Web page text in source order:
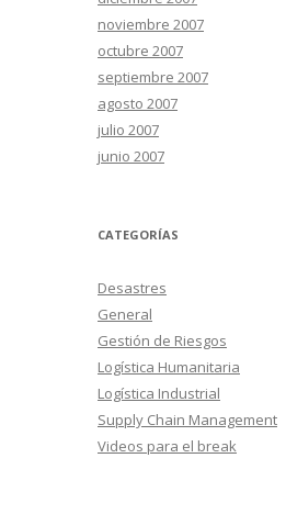
noviembre 2007
octubre 2007
septiembre 2007
agosto 2007
julio 2007
junio 2007
CATEGORÍAS
Desastres
General
Gestión de Riesgos
Logística Humanitaria
Logística Industrial
Supply Chain Management
Videos para el break